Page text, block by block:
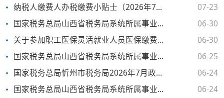
纳税人缴费人办税缴费小贴士（2026年7月）
07-23
国家税务总局山西省税务局系统所属事业单位2026年公开招聘工作人员体检考察递补公告（二）
06-30
关于参加职工医保灵活就业人员医保缴费业务办理的通告
06-30
国家税务总局山西省税务局系统所属事业单位2026年公开招聘工作人员体检考察递补公告
06-25
国家税务总局忻州市税务局2026年7月政府采购意向公告
06-24
国家税务总局山西省税务局系统所属事业单位2026年公开招聘工作人员体检考察公告
06-24